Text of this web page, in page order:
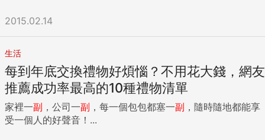
2015.02.14
生活
每到年底交換禮物好煩惱？不用花大錢，網友
推薦成功率最高的10種禮物清單
家裡一副 ，公司一副 ，每一個包包都塞一副 ，隨時隨地都能享
受一個人的好聲音！...